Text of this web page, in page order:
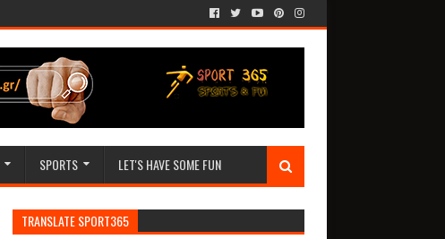
SPORTS LET'S HAVE SOME FUN
TRANSLATE SPORT365